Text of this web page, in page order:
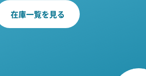
在庫一覧を見る